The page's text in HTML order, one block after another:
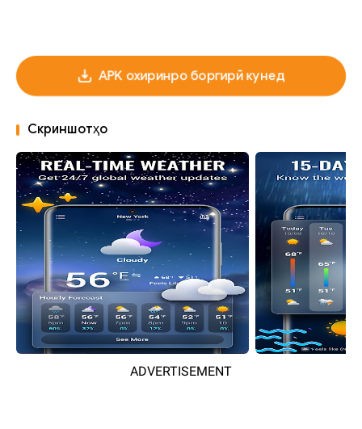
APK охиринро боргирӣ кунед
Скриншотҳо
ADVERTISEMENT